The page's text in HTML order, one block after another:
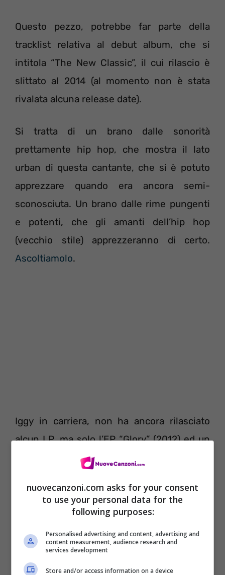
Questo pezzo, potrebbe far parte della
tracklist relativa al debut album, che si
intitola “The New Classic”, il cui rilascio è
slittato al 2014 (al momento non è stata
rivalata alcuna release date).
Si tratta di un brano dalle sonorità
prettamente hip hop, che mostra il lato
urban di questa cantante, che si è potuto
apprezzare quando era ancora semi-
sconosciuta. Un brano dalle rime pungenti
e potenti, che gli amanti dell’hip hop
(vecchio stile) apprezzeranno di certo.
Ascoltiamolo.
Iggy in carriera, non ha ancora rilasciato
alcun LP, ma solo l’EP “Glory” (2012) ed un
paio di mixtape (Ignorant Art nel 2011, e
risultati in termini commerciali, siano stati
decisamente superiori a quelli ottenuti da
qualsiasi altra rapper di sesso femminile,
che ha provato negli ultimi due anni a farsi
notare, e nonostante il successo in UK dei
nuovecanzoni.com asks for your consent
to use your personal data for the
following purposes:
Personalised advertising and content, advertising and
content measurement, audience research and
services development
Store and/or access information on a device